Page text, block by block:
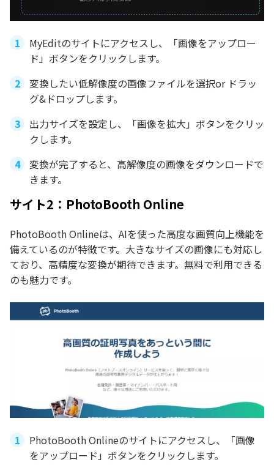
MyEditのサイトにアクセスし、「画像をアップロー
ド」ボタンをクリックします。
変換したい低解像度の画像ファイルを選択or ドラッ
グ&ドロップします。
出力サイズを設定し、「画像を拡大」ボタンをクリッ
クします。
変換が完了すると、高解像度の画像をダウンロードで
きます。
サイト2：PhotoBooth Online
PhotoBooth Onlineは、AIを使った高度な画質向上機能を
備えているのが特徴です。大きなサイズの画像にも対応し
ており、高精度な変換が期待できます。無料で利用できる
のも魅力です。
PhotoBooth Onlineのサイトにアクセスし、「画像
をアップロード」ボタンをクリックします。